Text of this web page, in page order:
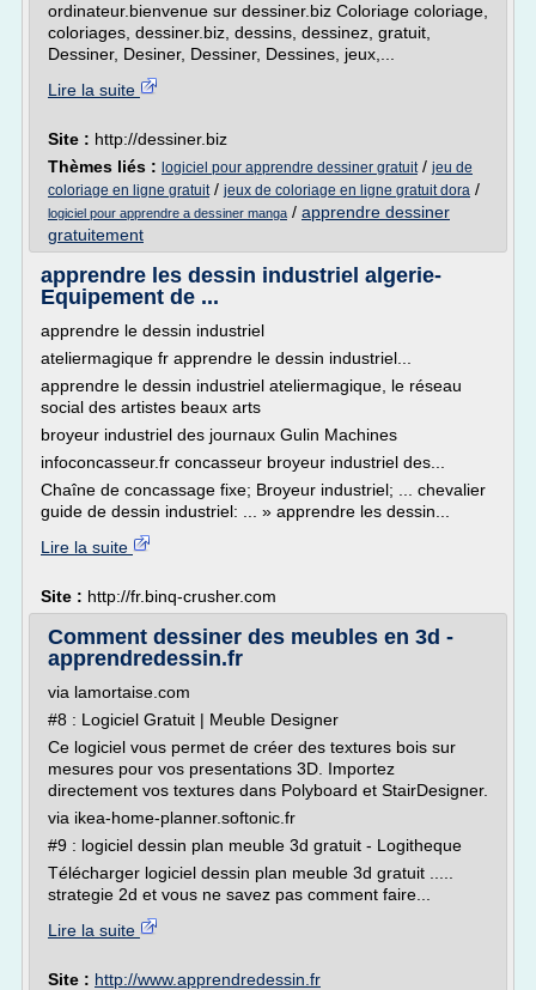
ordinateur.bienvenue sur dessiner.biz Coloriage coloriage,
coloriages, dessiner.biz, dessins, dessinez, gratuit,
Dessiner, Desiner, Dessiner, Dessines, jeux,...
Lire la suite
Site : http://dessiner.biz
Thèmes liés : logiciel pour apprendre dessiner gratuit/ jeu de
coloriage en ligne gratuit/ jeux de coloriage en ligne gratuit dora /
logiciel pour apprendre a dessiner manga / apprendre dessiner
gratuitement
apprendre les dessin industriel algerie-
Equipement de ...
apprendre le dessin industriel
ateliermagique fr apprendre le dessin industriel...
apprendre le dessin industriel ateliermagique, le réseau
social des artistes beaux arts
broyeur industriel des journaux Gulin Machines
infoconcasseur.fr concasseur broyeur industriel des...
Chaîne de concassage fixe; Broyeur industriel; ... chevalier
guide de dessin industriel: ... » apprendre les dessin...
Lire la suite
Site : http://fr.binq-crusher.com
Comment dessiner des meubles en 3d -
apprendredessin.fr
via lamortaise.com
#8 : Logiciel Gratuit | Meuble Designer
Ce logiciel vous permet de créer des textures bois sur
mesures pour vos presentations 3D. Importez
directement vos textures dans Polyboard et StairDesigner.
via ikea-home-planner.softonic.fr
#9 : logiciel dessin plan meuble 3d gratuit - Logitheque
Télécharger logiciel dessin plan meuble 3d gratuit .....
strategie 2d et vous ne savez pas comment faire...
Lire la suite
Site : http://www.apprendredessin.fr